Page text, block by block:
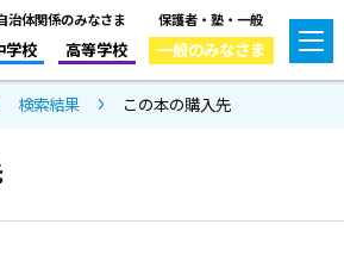
治体関係のみなさま
学校 高等学校
保護者・塾・一般
一般のみなさま
検索結果 この本の購入先